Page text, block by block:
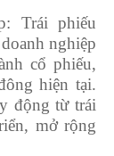
Trái phiếu
nghiệp
cổ phiếu,
hiện tại.
động từ trái
mở rộng